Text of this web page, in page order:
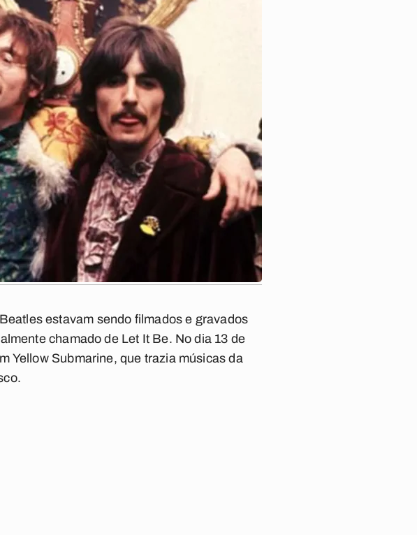
estavam sendo filmados e gravados
chamado de Let It Be. No dia 13 de
Yellow Submarine, que trazia músicas da